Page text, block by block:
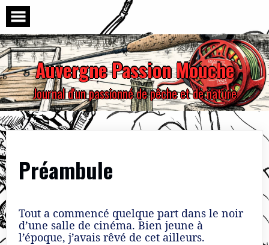
Skip
content
Auvergne Passion Mouche
Journal d'un passionné de pêche et de nature
Préambule
Tout a commencé quelque part dans le noir
d’une salle de cinéma. Bien jeune à
l’époque, j’avais rêvé de cet ailleurs.